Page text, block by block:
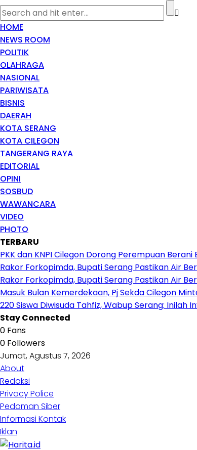
HOME
NEWS ROOM
POLITIK
OLAHRAGA
NASIONAL
PARIWISATA
BISNIS
DAERAH
KOTA SERANG
KOTA CILEGON
TANGERANG RAYA
EDITORIAL
OPINI
SOSBUD
WAWANCARA
VIDEO
PHOTO
TERBARU
PKK dan KNPI Cilegon Dorong Perempuan
Rakor Forkopimda, Bupati Serang Pastikan Air
Rakor Forkopimda, Bupati Serang Pastikan Air
Masuk Bulan Kemerdekaan, Pj Sekda Cilegon
220 Siswa Diwisuda Tahfiz, Wabup Serang: Inilah
Stay Connected
0 Fans
0 Followers
Jumat, Agustus 7, 2026
About
Redaksi
Privacy Police
Pedoman Siber
Informasi Kontak
Iklan